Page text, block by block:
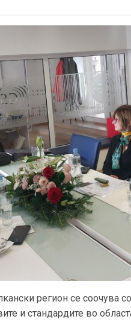
регион се соочува
и стандардите во